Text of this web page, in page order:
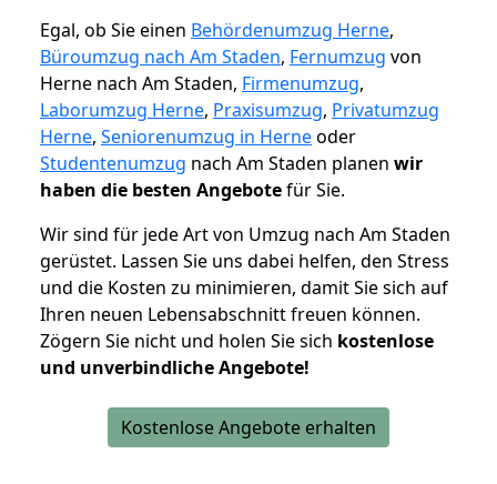
Egal, ob Sie einen Behördenumzug Herne,
Büroumzug nach Am Staden, Fernumzug von
Herne nach Am Staden, Firmenumzug,
Laborumzug Herne, Praxisumzug, Privatumzug
Herne, Seniorenumzug in Herneoder
Studentenumzug nach Am Staden planen wir
haben die besten Angebotefür Sie.
Wir sind für jede Art von Umzug nach Am Staden
gerüstet. Lassen Sie uns dabei helfen, den Stress
und die Kosten zu minimieren, damit Sie sich auf
Ihren neuen Lebensabschnitt freuen können.
Zögern Sie nicht und holen Sie sich kostenlose
und unverbindliche Angebote!
Kostenlose Angebote erhalten